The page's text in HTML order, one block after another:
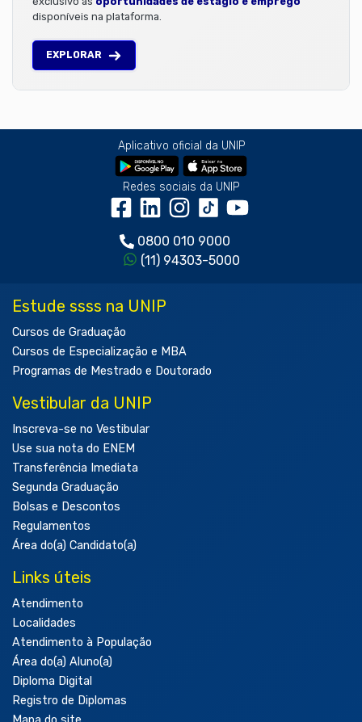
disponíveis na plataforma.
EXPLORAR
Aplicativo oficial da UNIP
Redes sociais da UNIP
0800 010 9000
(11) 94303-5000
Estude ssss na UNIP
Cursos de Graduação
Cursos de Especialização e MBA
Programas de Mestrado e Doutorado
Vestibular da UNIP
Inscreva-se no Vestibular
Use sua nota do ENEM
Transferência Imediata
Segunda Graduação
Bolsas e Descontos
Regulamentos
Área do(a) Candidato(a)
Links úteis
Atendimento
Localidades
Atendimento à População
Área do(a) Aluno(a)
Diploma Digital
Registro de Diplomas